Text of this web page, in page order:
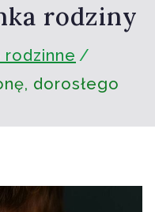
rodziny
rodzinne
dorosłego